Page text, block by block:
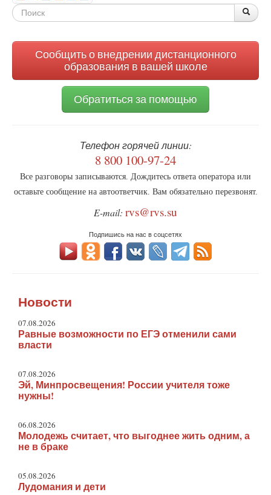
Форма
Сообщить о внедрении дистанционного
образования в вашей школе
Обратиться за помощью
Телефон горячей линии:
8 800 100-97-24
Все разговоры записываются. Дождитесь ответа оператора или
оставьте сообщение на автоответчик. Вам обязательно перезвонят.
E-mail: rvs@rvs.su
Подпишись на нас в соцсетях
Новости
07.08.2026
Равные возможности по ЕГЭ отменили сами
власти
07.08.2026
Эй, Минпросвещения! России учителя тоже
нужны!
06.08.2026
Молодежь считает, что выгоднее жить одним, а
не в браке
05.08.2026
Лудомания и дети